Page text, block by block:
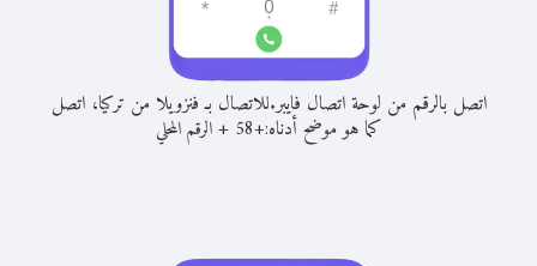
اتصل بالرقم من لوحة اتصال فايبر.للاتصال بـ فنزويلا من تركيا، اتصل
كما هو موضح أدناه:+
58
+الرقم المحلي